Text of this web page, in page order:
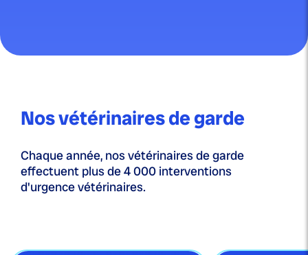
Nos vétérinaires de garde
Chaque année, nos vétérinaires de garde
effectuent plus de 4 000 interventions
d'urgence vétérinaires.